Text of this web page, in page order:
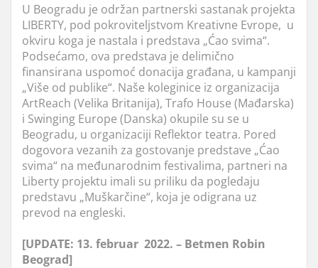
U Beogradu je održan partnerski sastanak projekta
LIBERTY, pod pokroviteljstvom Kreativne Evrope, u
okviru koga je nastala i predstava „Ćao svima“.
Podsećamo, ova predstava je delimično
finansirana uspomoć donacija građana, u kampanji
„Više od publike“. Naše koleginice iz organizacija
ArtReach (Velika Britanija), Trafo House (Mađarska)
i Swinging Europe (Danska) okupile su se u
Beogradu, u organizaciji Reflektor teatra. Pored
dogovora vezanih za gostovanje predstave „Ćao
svima“ na međunarodnim festivalima, partneri na
Liberty projektu imali su priliku da pogledaju
predstavu „Muškarčine“, koja je odigrana uz
prevod na engleski.
[UPDATE: 13. februar 2022. – Betmen Robin
Beograd]